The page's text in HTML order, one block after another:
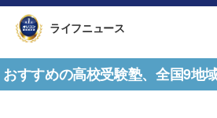
ライフニュース
おすすめの高校受験塾、全国9地